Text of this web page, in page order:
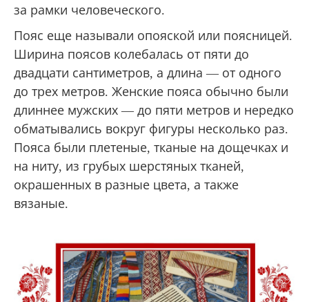
за рамки человеческого.
Пояс еще называли опояской или поясницей.
Ширина поясов колебалась от пяти до
двадцати сантиметров, а длина — от одного
до трех метров. Женские пояса обычно были
длиннее мужских — до пяти метров и нередко
обматывались вокруг фигуры несколько раз.
Пояса были плетеные, тканые на дощечках и
на ниту, из грубых шерстяных тканей,
окрашенных в разные цвета, а также
вязаные.